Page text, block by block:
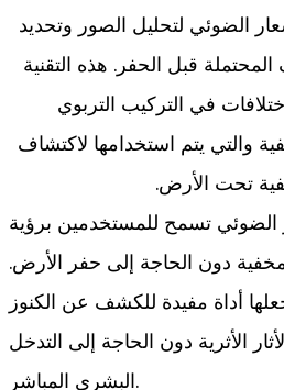
الضوئي لتحليل الصور وتحديد
قبل الحفر. هذه التقنية
في التركيب التربوي
والتي يتم استخدامها لاكتشاف
تحت الأرض.
الضوئي تسمح للمستخدمين برؤية
دون الحاجة إلى حفر الأرض.
أداة مفيدة للكشف عن الكنوز
الأثرية دون الحاجة إلى التدخل
البشري المباشر.